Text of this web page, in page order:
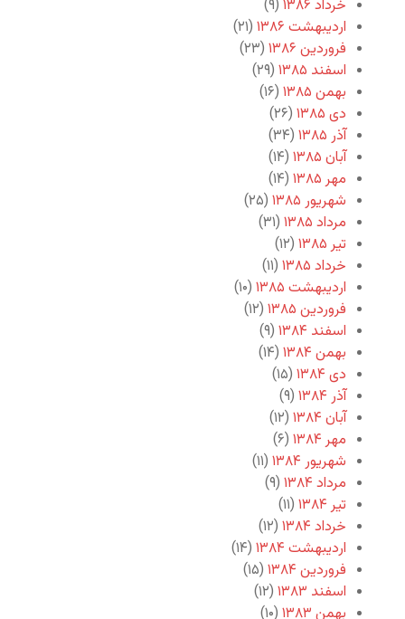
خرداد ۱۳۸۶
(۹)
اردیبهشت ۱۳۸۶
(۲۱)
فروردین ۱۳۸۶
(۲۳)
اسفند ۱۳۸۵
(۲۹)
بهمن ۱۳۸۵
(۱۶)
دی ۱۳۸۵
(۲۶)
آذر ۱۳۸۵
(۳۴)
آبان ۱۳۸۵
(۱۴)
مهر ۱۳۸۵
(۱۴)
شهریور ۱۳۸۵
(۲۵)
مرداد ۱۳۸۵
(۳۱)
تیر ۱۳۸۵
(۱۲)
خرداد ۱۳۸۵
(۱۱)
اردیبهشت ۱۳۸۵
(۱۰)
فروردین ۱۳۸۵
(۱۲)
اسفند ۱۳۸۴
(۹)
بهمن ۱۳۸۴
(۱۴)
دی ۱۳۸۴
(۱۵)
آذر ۱۳۸۴
(۹)
آبان ۱۳۸۴
(۱۲)
مهر ۱۳۸۴
(۶)
شهریور ۱۳۸۴
(۱۱)
مرداد ۱۳۸۴
(۹)
تیر ۱۳۸۴
(۱۱)
خرداد ۱۳۸۴
(۱۲)
اردیبهشت ۱۳۸۴
(۱۴)
فروردین ۱۳۸۴
(۱۵)
اسفند ۱۳۸۳
(۱۲)
بهمن ۱۳۸۳
(۱۰)